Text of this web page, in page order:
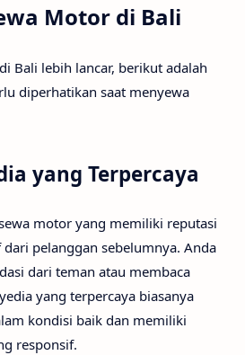
Motor di Bali
Bali lebih lancar, berikut adalah
diperhatikan saat menyewa
yang Terpercaya
motor yang memiliki reputasi
pelanggan sebelumnya. Anda
dari teman atau membaca
yang terpercaya biasanya
kondisi baik dan memiliki
responsif.